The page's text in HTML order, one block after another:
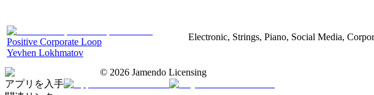
Positive Corporate Loop
Yevhen Lokhmatov
Electronic, Strings, Piano, Social Media,
© 2026 Jamendo Licensing
アプリを入手